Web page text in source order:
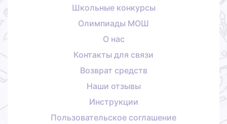
Школьные конкурсы
Олимпиады МОШ
О нас
Контакты для связи
Возврат средств
Наши отзывы
Инструкции
Пользовательское соглашение